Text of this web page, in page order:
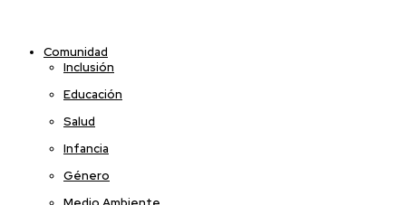
Comunidad
Inclusión
Educación
Salud
Infancia
Género